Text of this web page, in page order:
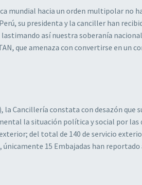
mundial hacia un orden multipolar no
su presidenta y la canciller han
lastimando así nuestra soberanía
que amenaza con convertirse en un
la Cancillería constata con desazón que
la situación política y social por las
del total de 140 de servicio
15 Embajadas han